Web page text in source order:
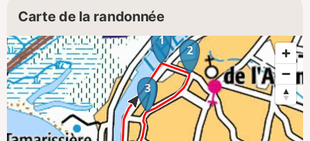
Carte de la randonnée
1
2
3